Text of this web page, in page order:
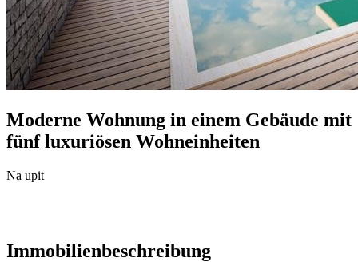
Moderne Wohnung in einem Gebäude mit
fünf luxuriösen Wohneinheiten
Na upit
Immobilienbeschreibung